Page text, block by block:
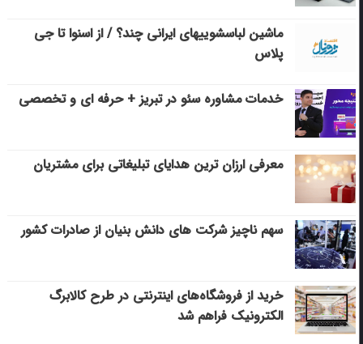
ماشین لباسشویی‎های ایرانی چند؟ / از اسنوا تا جی
پلاس
خدمات مشاوره سئو در تبریز + حرفه ای و تخصصی
معرفی ارزان ترین هدایای تبلیغاتی برای مشتریان
سهم ناچیز شرکت های دانش بنیان از صادرات کشور
خرید از فروشگاه‌های اینترنتی در طرح کالابرگ
الکترونیک فراهم شد